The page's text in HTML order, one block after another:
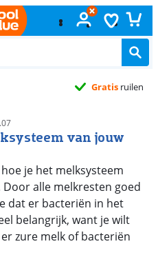
van jouw
je het melksysteem
Door alle melkresten goed
dat er bacteriën in het
belangrijk, want je wilt
zure melk of bacteriën